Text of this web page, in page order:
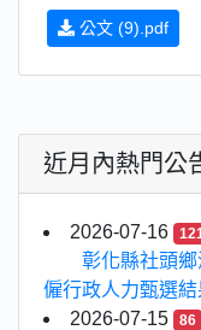
公文 (9).pdf
近月內熱門公
2026-07-16
彰化縣社頭鄉
僱行政人力甄選結
2026-07-15
86